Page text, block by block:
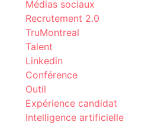
Médias sociaux
Recrutement 2.0
TruMontreal
Talent
Linkedin
Conférence
Outil
Expérience candidat
Intelligence artificielle